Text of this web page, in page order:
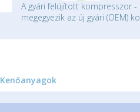
A gyári felújított kompresszor
megegyezik az új gyári (OEM)
Kenőanyagok